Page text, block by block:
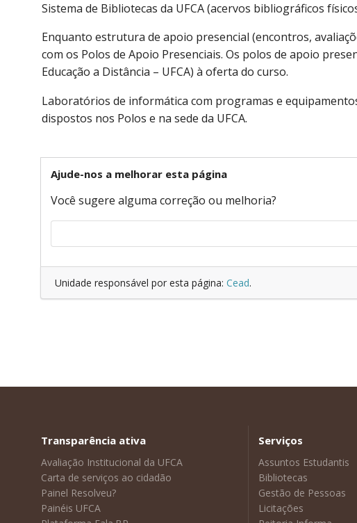
Sistema de Bibliotecas da UFCA (acervos bibliográficos
Enquanto estrutura de apoio presencial (encontros,
com os Polos de Apoio Presenciais. Os polos de apoio
Educação a Distância – UFCA) à oferta do curso.
Laboratórios de informática com programas e
dispostos nos Polos e na sede da UFCA.
Ajude-nos a melhorar esta página
Você sugere alguma correção ou melhoria?
Unidade responsável por esta página: Cead.
Transparência ativa
Avaliação Institucional da UFCA
Carta de serviços ao cidadão
Painel Resolveu?
Painéis UFCA
Serviços
Assuntos Estudantis
Bibliotecas
Gestão de Pessoas
Licitações